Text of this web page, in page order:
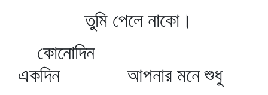
তুমি পেলে নাকো।
কোনোদিন
একদিন আপনার মনে শুধু